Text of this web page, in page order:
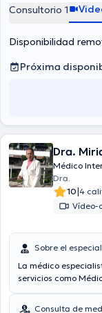
Consultorio 1
Disponibilidad
Próxima
Dra.
Médico
Dra.
10|4
Vídeo-
Sobre el
La médico
servicios como
con las siguientes
Consulta de